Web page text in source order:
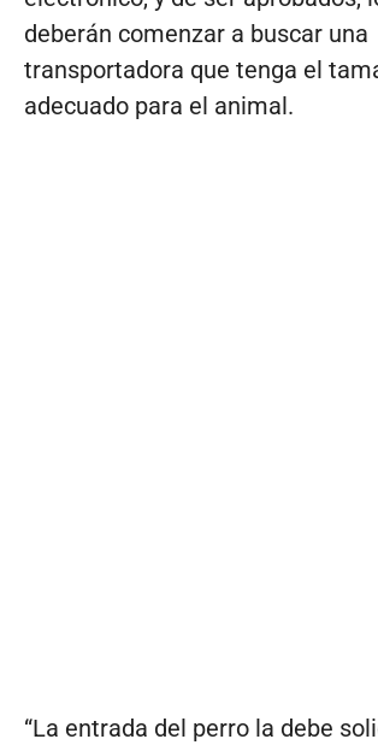
deberán comenzar a buscar una
transportadora que tenga el
adecuado para el animal.
“La entrada del perro la debe